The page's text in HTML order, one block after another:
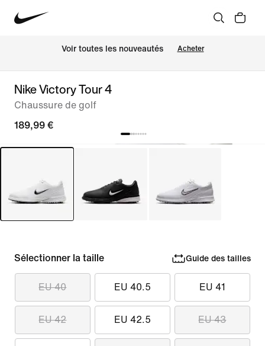
Voir toutes les nouveautés Acheter
Nike Victory Tour 4
Chaussure de golf
189,99 €
Sélectionner la taille Guide des tailles
EU 40 EU 40.5 EU 41
EU 42 EU 42.5 EU 43